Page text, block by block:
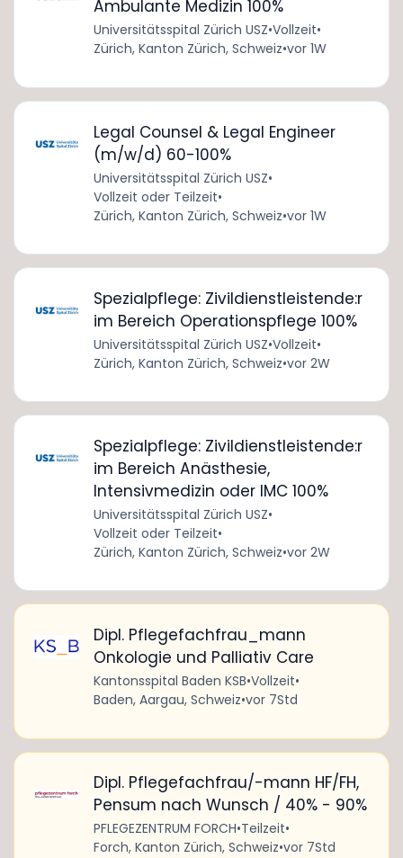
Ambulante Medizin 100%
Universitätsspital Zürich USZ•Vollzeit•
Zürich, Kanton Zürich, Schweiz•vor 1W
Legal Counsel & Legal Engineer
(m/w/d) 60-100%
Universitätsspital Zürich USZ•
Vollzeit oder Teilzeit•
Zürich, Kanton Zürich, Schweiz•vor 1W
Spezialpflege: Zivildienstleistende:r
im Bereich Operationspflege 100%
Universitätsspital Zürich USZ•Vollzeit•
Zürich, Kanton Zürich, Schweiz•vor 2W
Spezialpflege: Zivildienstleistende:r
im Bereich Anästhesie,
Intensivmedizin oder IMC 100%
Universitätsspital Zürich USZ•
Vollzeit oder Teilzeit•
Zürich, Kanton Zürich, Schweiz•vor 2W
Dipl. Pflegefachfrau_mann
Onkologie und Palliativ Care
Kantonsspital Baden KSB•Vollzeit•
Baden, Aargau, Schweiz•vor 7Std
Dipl. Pflegefachfrau/-mann HF/FH,
Pensum nach Wunsch / 40% - 90%
PFLEGEZENTRUM FORCH•Teilzeit•
Forch, Kanton Zürich, Schweiz•vor 7Std